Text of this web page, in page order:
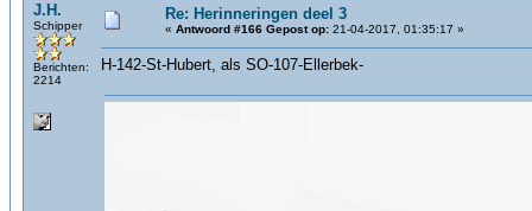
J.H.
Schipper
Berichten:
2214
Re: Herinneringen deel 3
« Antwoord #166 Gepost op: 21-04-2017, 01:35:17 »
H-142-St-Hubert, als SO-107-Ellerbek-